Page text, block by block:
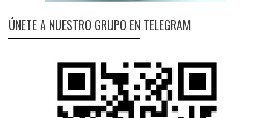
ÚNETE A NUESTRO GRUPO EN TELEGRAM